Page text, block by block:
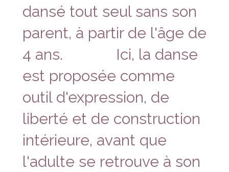
dansé tout seul sans son
parent, à partir de l'âge de
4 ans. Ici, la danse
est proposée comme
outil d'expression, de
liberté et de construction
intérieure, avant que
l'adulte se retrouve à son